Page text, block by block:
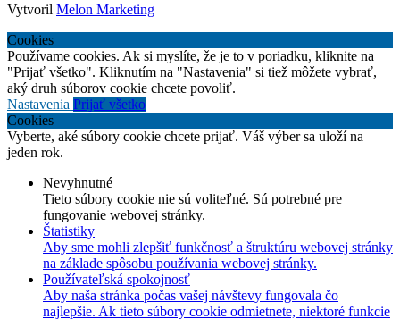
Vytvoril Melon Marketing
Cookies
Používame cookies. Ak si myslíte, že je to v poriadku, kliknite na
"Prijať všetko". Kliknutím na "Nastavenia" si tiež môžete vybrať,
aký druh súborov cookie chcete povoliť.
Nastavenia Prijať všetko
Cookies
Vyberte, aké súbory cookie chcete prijať. Váš výber sa uloží na
jeden rok.
Nevyhnutné
Tieto súbory cookie nie sú voliteľné. Sú potrebné pre
fungovanie webovej stránky.
Štatistiky
Aby sme mohli zlepšiť funkčnosť a štruktúru webovej stránky
na základe spôsobu používania webovej stránky.
Používateľská spokojnosť
Aby naša stránka počas vašej návštevy fungovala čo
najlepšie. Ak tieto súbory cookie odmietnete, niektoré funkcie